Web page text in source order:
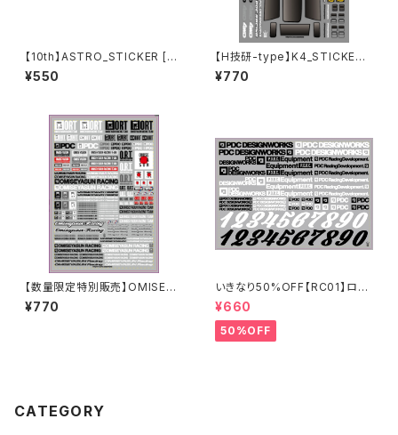
【10th】ASTRO_STICKER [BL
UE]
¥550
【H技研-type】K4_STICKER
SHEET [2022]
¥770
【数量限定特別販売】OMISEYA
SUN [ ORT ]ステッカーシート
¥770
いきなり50%OFF【RC01】ロゴ
ステッカー2024
¥660
50%OFF
CATEGORY